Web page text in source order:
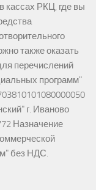
кассах РКЦ, где вы
также оказать
перечислений
программ"
г. Иваново
Назначение
без НДС.